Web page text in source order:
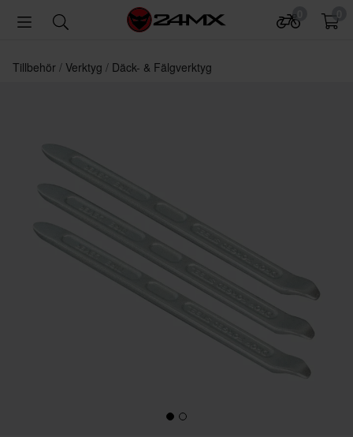
Tillbehör Verktyg Däck- & Fälgverktyg